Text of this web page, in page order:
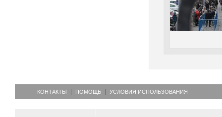
КОНТАКТЫ ПОМОЩЬ УСЛОВИЯ ИСПОЛЬЗОВАНИЯ